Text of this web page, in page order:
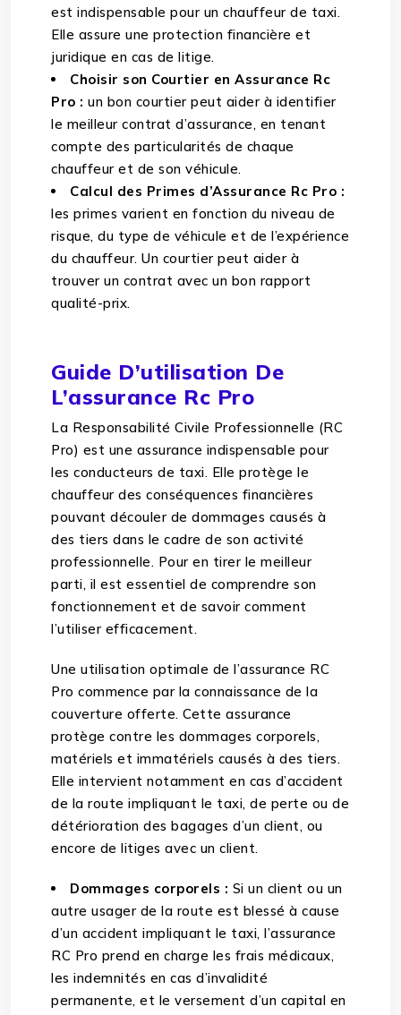
est indispensable pour un chauffeur de taxi.
Elle assure une protection financière et
juridique en cas de litige.
Choisir son Courtier en Assurance Rc
Pro : un bon courtier peut aider à identifier
le meilleur contrat d’assurance, en tenant
compte des particularités de chaque
chauffeur et de son véhicule.
Calcul des Primes d’Assurance Rc Pro :
les primes varient en fonction du niveau de
risque, du type de véhicule et de l’expérience
du chauffeur. Un courtier peut aider à
trouver un contrat avec un bon rapport
qualité-prix.
Guide D’utilisation De
L’assurance Rc Pro
La Responsabilité Civile Professionnelle (RC
Pro) est une assurance indispensable pour
les conducteurs de taxi. Elle protège le
chauffeur des conséquences financières
pouvant découler de dommages causés à
des tiers dans le cadre de son activité
professionnelle. Pour en tirer le meilleur
parti, il est essentiel de comprendre son
fonctionnement et de savoir comment
l’utiliser efficacement.
Une utilisation optimale de l’assurance RC
Pro commence par la connaissance de la
couverture offerte. Cette assurance
protège contre les dommages corporels,
matériels et immatériels causés à des tiers.
Elle intervient notamment en cas d’accident
de la route impliquant le taxi, de perte ou de
détérioration des bagages d’un client, ou
encore de litiges avec un client.
Dommages corporels : Si un client ou un
autre usager de la route est blessé à cause
d’un accident impliquant le taxi, l’assurance
RC Pro prend en charge les frais médicaux,
les indemnités en cas d’invalidité
permanente, et le versement d’un capital en